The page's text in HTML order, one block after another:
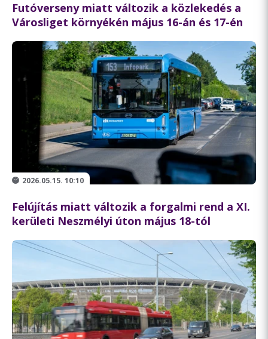
Futóverseny miatt változik a közlekedés a
Városliget környékén május 16-án és 17-én
2026.05.15. 10:10
Felújítás miatt változik a forgalmi rend a XI.
kerületi Neszmélyi úton május 18-tól